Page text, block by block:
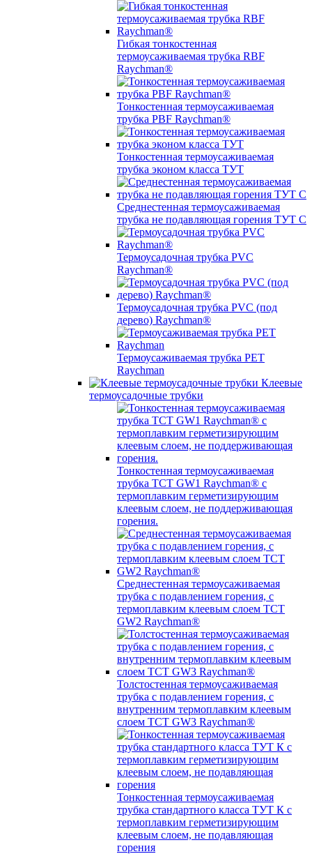
Гибкая тонкостенная
термоусаживаемая трубка RBF
Raychman®
Тонкостенная термоусаживаемая
трубка PBF Raychman®
Тонкостенная термоусаживаемая
трубка эконом класса ТУТ
Среднестенная термоусаживаемая
трубка не подавляющая горения ТУТ С
Термоусадочная трубка PVC
Raychman®
Термоусадочная трубка PVC (под
дерево) Raychman®
Термоусаживаемая трубка PET
Raychman
Клеевые
термоусадочные трубки
Тонкостенная термоусаживаемая
трубка TCT GW1 Raychman® с
термоплавким герметизирующим
клеевым слоем, не поддерживающая
горения.
Среднестенная термоусаживаемая
трубка c подавлением горения, с
термоплавким клеевым слоем TCT
GW2 Raychman®
Толстостенная термоусаживаемая
трубка c подавлением горения, с
внутренним термоплавким клеевым
слоем TCT GW3 Raychman®
Тонкостенная термоусаживаемая
трубка стандартного класса ТУТ К с
термоплавким герметизирующим
клеевым слоем, не подавляющая
горения